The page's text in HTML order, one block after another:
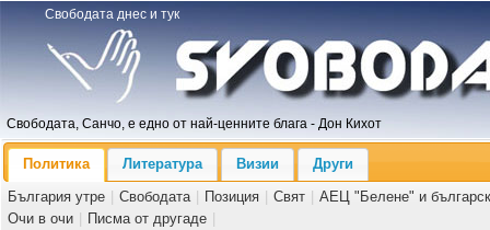
Свободата днес и тук
Свободата, Санчо, е едно от най-ценните блага - Дон Кихот
Политика Литература Визии
Други
България утре
Свободата Позиция Свят
АЕЦ "Белене" и
Очи в очи
Писма от другаде